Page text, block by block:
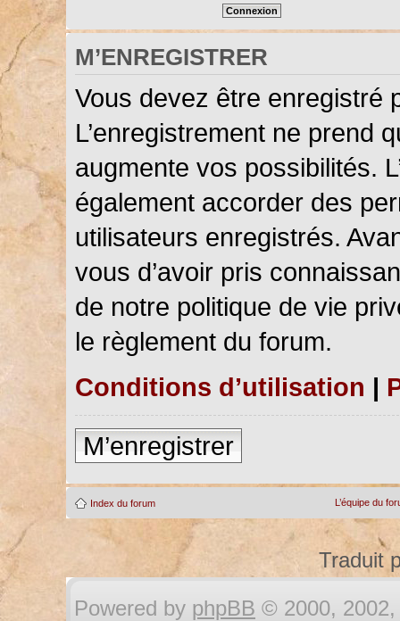
M’ENREGISTRER
Vous devez être enregistré
L’enregistrement ne prend
augmente vos possibilités.
également accorder des
utilisateurs enregistrés.
vous d’avoir pris
de notre politique de vie
le règlement du forum.
Conditions d’utilisation |
M’enregistrer
Index du forum L’équipe du
Traduit
Powered by phpBB © 2000, 2002,